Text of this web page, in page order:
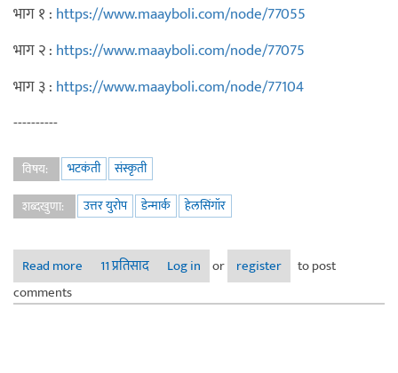
भाग १ : https://www.maayboli.com/node/77055
भाग २ : https://www.maayboli.com/node/77075
भाग ३ : https://www.maayboli.com/node/77104
----------
विषय: भटकंती
संस्कृती
शब्दखुणा:
उत्तर युरोप डेन्मार्क हेलसिंगॉर
Read more about उत्तर युरोप : भटकंती जेव्हा सरप्राइजेस देते (भाग ४)
11 प्रतिसाद Log in or register
to post
comments